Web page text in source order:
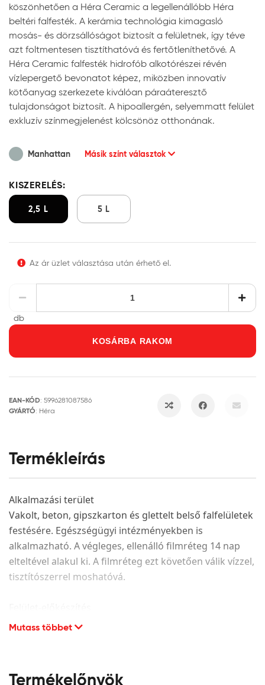
köszönhetően a Héra Ceramic a legellenállóbb Héra
beltéri falfesték. A kerámia technológia kimagasló
mosás- és dörzsállóságot biztosít a felületnek, így téve
azt foltmentesen tisztíthatóvá és fertőtleníthetővé. A
Héra Ceramic falfesték hidrofób alkotórészei révén
vízlepergető bevonatot képez, miközben innovatív
kötőanyag szerkezete kiválóan páraáteresztő
tulajdonságot biztosít. A hipoallergén, selyemmatt felület
exkluzív színmegjelenést kölcsönöz otthonának.
Manhattan Másik színt választok
KISZERELÉS:
2,5 L 5 L
Az ár üzlet választása után érhető el.
db
KOSÁRBA RAKOM
EAN-KÓD: 5996281087586
GYÁRTÓ: Héra
Termékleírás
Alkalmazási terület
Vakolt, beton, gipszkarton és glettelt belső falfelületek
festésére. Egészségügyi intézményekben is
alkalmazható. A végleges, ellenálló filmréteg 14 nap
elteltével alakul ki. A filmréteg ezt követően válik vízzel,
tisztítószerrel moshatóvá.
A festendő felület legyen száraz, hordképes,
alapfelületnek megfelelően kijavítani. CMC alapú glett
Mutass többet
Termékelőnyök